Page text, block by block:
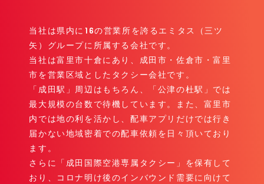
当社は県内に16の営業所を誇るエミタス（三ツ
矢）グループに所属する会社です。
当社は富里市十倉にあり、成田市・佐倉市・富里
市を営業区域としたタクシー会社です。
「成田駅」周辺はもちろん、「公津の杜駅」では
最大規模の台数で待機しています。また、富里市
内では地の利を活かし、配車アプリだけでは行き
届かない地域密着での配車依頼を日々頂いており
ます。
さらに「成田国際空港専属タクシー」を保有して
おり、コロナ明け後のインバウンド需要に向けて